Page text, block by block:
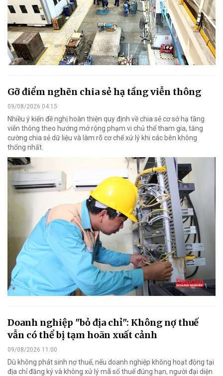
Gỡ điểm nghẽn chia sẻ hạ tầng viễn thông
09/08/2026 04:15
Nhiều ý kiến đề nghị hoàn thiện quy định về chia sẻ cơ sở hạ tầng
viễn thông theo hướng mở rộng phạm vi chủ thể tham gia, tăng
cường chia sẻ dữ liệu và làm rõ cơ chế xử lý khi các bên không
thống nhất.
Doanh nghiệp "bỏ địa chỉ": Không nợ thuế
vẫn có thể bị tạm hoãn xuất cảnh
09/08/2026 11:00
Dù không phát sinh nợ thuế, nếu doanh nghiệp không hoạt động tại
địa chỉ đăng ký và không xử lý mã số thuế đúng hạn, người đại diện